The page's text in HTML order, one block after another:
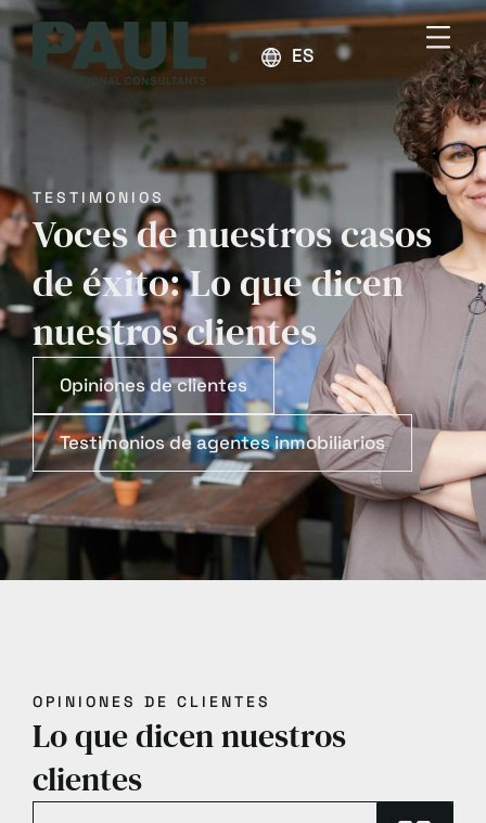
ESPAÑOL
TESTIMONIOS
Voces de nuestros casos
de éxito: Lo que dicen
nuestros clientes
Opiniones de clientes
Testimonios de agentes inmobiliarios
OPINIONES DE CLIENTES
Lo que dicen nuestros
clientes